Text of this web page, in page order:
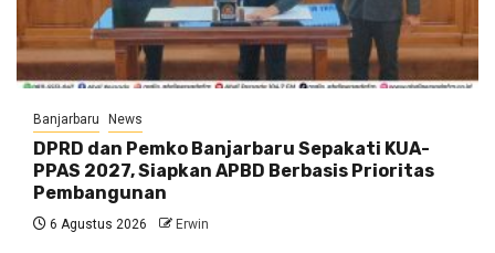
Banjarbaru News
DPRD dan Pemko Banjarbaru Sepakati KUA-
PPAS 2027, Siapkan APBD Berbasis Prioritas
Pembangunan
6 Agustus 2026 Erwin